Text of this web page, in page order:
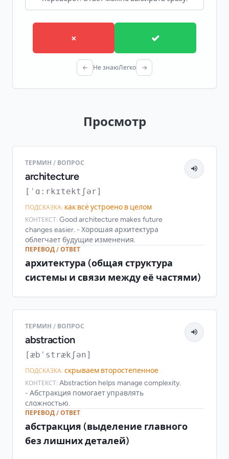
× ✓
← Не знаюЛегко →
Просмотр
ТЕРМИН / ВОПРОС
architecture
[ˈɑːrkɪtektʃər]
ПОДСКАЗКА: как всё устроено в целом
КОНТЕКСТ: Good architecture makes future
changes easier. - Хорошая архитектура
облегчает будущие изменения.
ПЕРЕВОД / ОТВЕТ
архитектура (общая структура
системы и связи между её частями)
ТЕРМИН / ВОПРОС
abstraction
[æbˈstrækʃən]
ПОДСКАЗКА: скрываем второстепенное
КОНТЕКСТ: Abstraction helps manage complexity.
- Абстракция помогает управлять
сложностью.
ПЕРЕВОД / ОТВЕТ
абстракция (выделение главного
без лишних деталей)